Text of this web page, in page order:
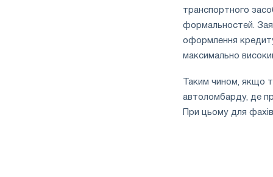
транспортного
формальностей.
оформлення
максимально
Таким чином, якщо
автоломбарду, де
При цьому для